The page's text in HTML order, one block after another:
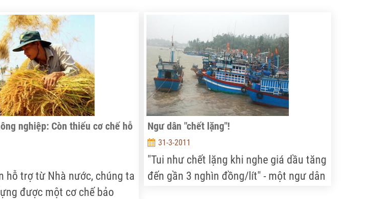
nghiệp: Còn thiếu cơ chế hỗ
hỗ trợ từ Nhà nước, chúng ta
được một cơ chế bảo
Ngư dân "chết lặng"!
31-3-2011
"Tui như chết lặng khi nghe giá dầu tăng
đến gần 3 nghìn đồng/lít" - một ngư dân